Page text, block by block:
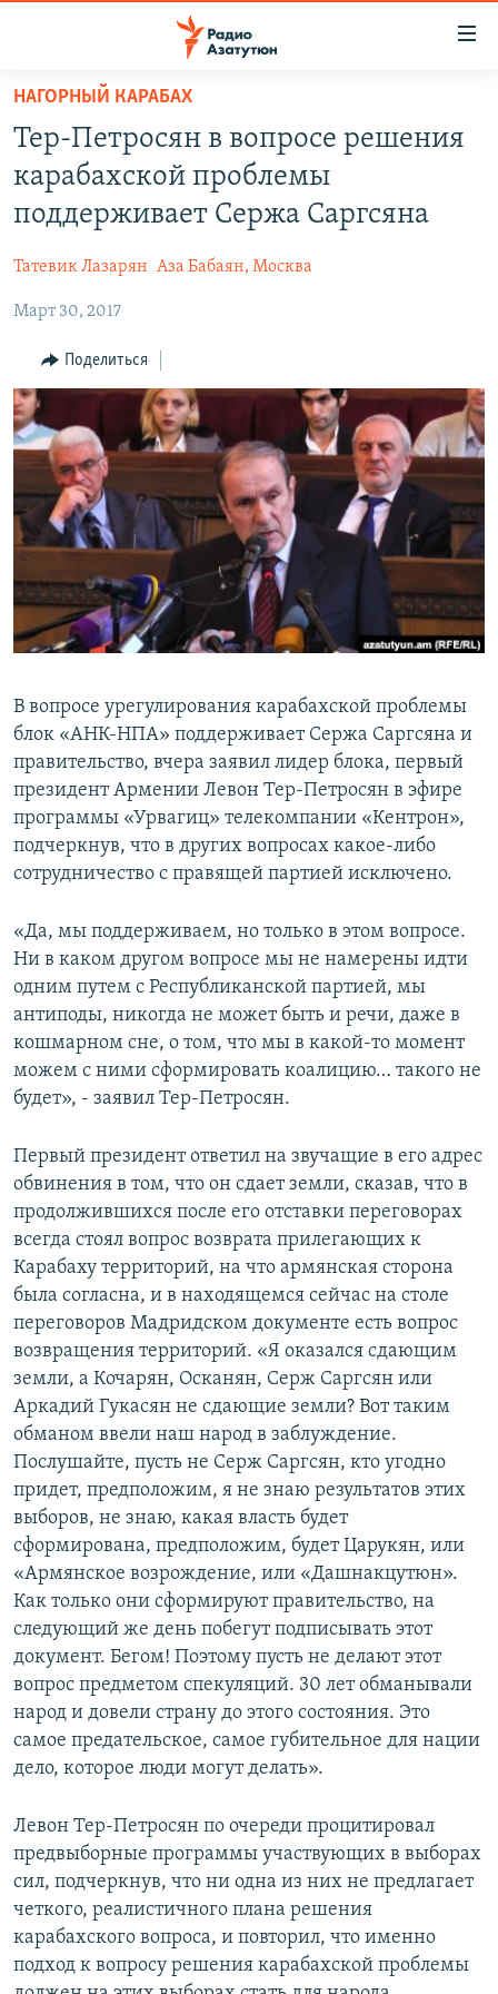
Перейти
основному
содержанию
Перейти
основной
Перейти
поиску
НОВОСТИ
ПОЛИТИКА
ЭКОНОМИКА
РЕГИОН
НАГОРНЫЙ КАРАБАХ
КУЛЬТУРА
СПОРТ
АРХИВ
Հայերեն
English
Русский
НАГОРНЫЙ КАРАБАХ
Тер-Петросян в вопросе решения
карабахской проблемы
поддерживает Сержа Саргсяна
Татевик Лазарян Аза Бабаян, Москва
Март 30, 2017
Поделиться
В вопросе урегулирования карабахской проблемы
блок «АНК-НПА» поддерживает Сержа Саргсяна и
правительство, вчера заявил лидер блока, первый
президент Армении Левон Тер-Петросян в эфире
программы «Урвагиц» телекомпании «Кентрон»,
подчеркнув, что в других вопросах какое-либо
сотрудничество с правящей партией исключено.
«Да, мы поддерживаем, но только в этом вопросе.
Ни в каком другом вопросе мы не намерены идти
одним путем с Республиканской партией, мы
антиподы, никогда не может быть и речи, даже в
кошмарном сне, о том, что мы в какой-то момент
можем с ними сформировать коалицию… такого не
будет», - заявил Тер-Петросян.
Первый президент ответил на звучащие в его адрес
обвинения в том, что он сдает земли, сказав, что в
продолжившихся после его отставки переговорах
всегда стоял вопрос возврата прилегающих к
Карабаху территорий, на что армянская сторона
была согласна, и в находящемся сейчас на столе
переговоров Мадридском документе есть вопрос
возвращения территорий. «Я оказался сдающим
земли, а Кочарян, Осканян, Серж Саргсян или
Аркадий Гукасян не сдающие земли? Вот таким
обманом ввели наш народ в заблуждение.
Послушайте, пусть не Серж Саргсян, кто угодно
придет, предположим, я не знаю результатов этих
выборов, не знаю, какая власть будет
сформирована, предположим, будет Царукян, или
«Армянское возрождение, или «Дашнакцутюн».
Как только они сформируют правительство, на
следующий же день побегут подписывать этот
документ. Бегом! Поэтому пусть не делают этот
вопрос предметом спекуляций. 30 лет обманывали
народ и довели страну до этого состояния. Это
самое предательское, самое губительное для нации
дело, которое люди могут делать».
Левон Тер-Петросян по очереди процитировал
предвыборные программы участвующих в выборах
сил, подчеркнув, что ни одна из них не предлагает
четкого, реалистичного плана решения
карабахского вопроса, и повторил, что именно
подход к вопросу решения карабахской проблемы